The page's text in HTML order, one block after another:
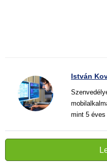
István
mint 5 éves
és
segítik az